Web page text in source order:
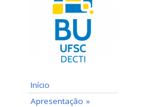
Início
Apresentação »